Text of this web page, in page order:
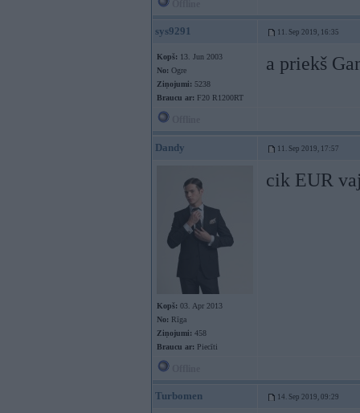
sys9291 11. Sep 2019, 16:35
Kopš: 13. Jun 2003
No: Ogre
Ziņojumi: 5238
Braucu ar: F20 R1200RT
a priekš
Dandy 11. Sep 2019, 17:57
Kopš: 03. Apr 2013
No: Rīga
Ziņojumi: 458
Braucu ar: Piecīti
cik EUR
Turbomen 14. Sep 2019, 09:29